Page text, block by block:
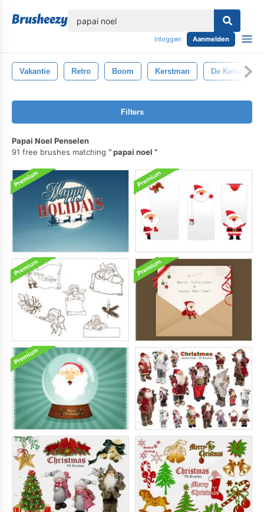
Inloggen Aanmelden
Vakantie Retro Boom Kerstman De Kerstman
Filters
Papai Noel Penselen
91 free brushes matching
papai noel